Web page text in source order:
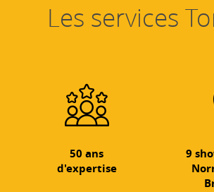
Les services
50 ans
d'expertise
9